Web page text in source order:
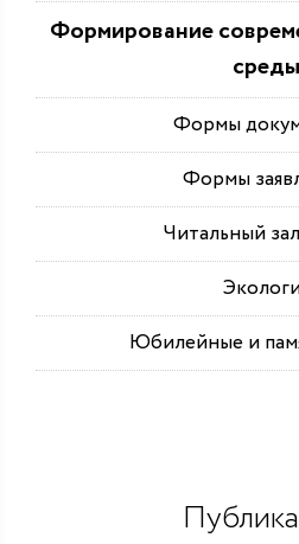
Формирование
среды
Формы
Формы
Читальный
Юбилейные и